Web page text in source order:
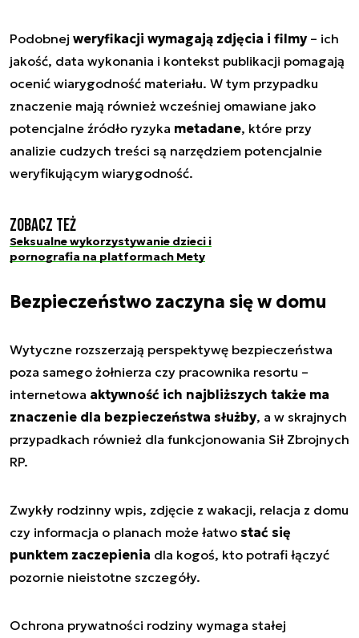
Podobnej weryfikacji wymagają zdjęcia i filmy– ich
jakość, data wykonania i kontekst publikacji pomagają
ocenić wiarygodność materiału. W tym przypadku
znaczenie mają również wcześniej omawiane jako
potencjalne źródło ryzyka metadane, które przy
analizie cudzych treści są narzędziem potencjalnie
weryfikującym wiarygodność.
Zobacz też
Seksualne wykorzystywanie dzieci i
pornografia na platformach Mety
Bezpieczeństwo zaczyna się w domu
Wytyczne rozszerzają perspektywę bezpieczeństwa
poza samego żołnierza czy pracownika resortu –
internetowa aktywność ich najbliższych także ma
znaczenie dla bezpieczeństwa służby, a w skrajnych
przypadkach również dla funkcjonowania Sił Zbrojnych
RP.
Zwykły rodzinny wpis, zdjęcie z wakacji, relacja z domu
czy informacja o planach może łatwo stać się
punktem zaczepienia dla kogoś, kto potrafi łączyć
pozornie nieistotne szczegóły.
Ochrona prywatności rodziny wymaga stałej